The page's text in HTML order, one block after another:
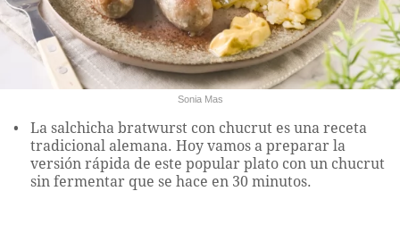
Sonia Mas
La salchicha bratwurst con chucrut es una receta
tradicional alemana. Hoy vamos a preparar la
versión rápida de este popular plato con un chucrut
sin fermentar que se hace en 30 minutos.